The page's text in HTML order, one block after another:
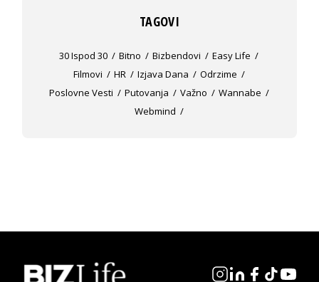
TAGOVI
30 Ispod 30 Bitno Bizbendovi
Easy Life
Filmovi
HR Izjava Dana
Odrzime
Poslovne Vesti
Putovanja Važno
Wannabe
Webmind